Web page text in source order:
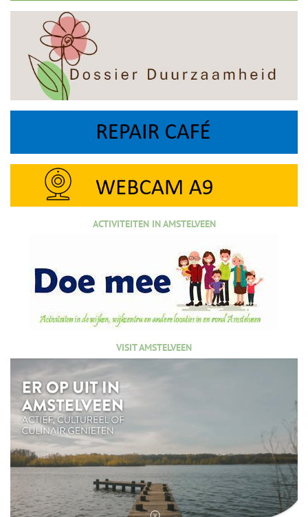
ACTIVITEITEN IN AMSTELVEEN
VISIT AMSTELVEEN